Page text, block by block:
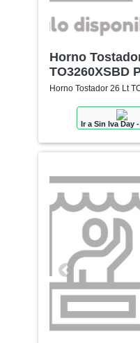
Horno
TO3260XSBD
Horno Tostador 26 Lt
Ir a Sin Iva Day
Anterior